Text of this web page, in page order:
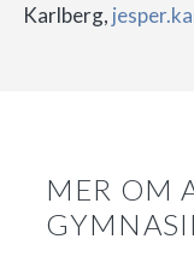
Karlberg,
MER OM